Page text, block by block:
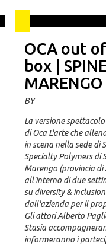
OCA out
box |
BY
La versione
di Oca L'arte che
in scena nella sede di
Specialty Polymers di
Marengo (provincia di
all'interno di due
su diversity &
dall'azienda per il
Gli attori Alberto
Stasia
informeranno i